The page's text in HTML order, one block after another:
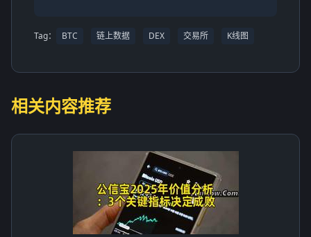
Tag： BTC 链上数据 DEX 交易所 K线图
相关内容推荐